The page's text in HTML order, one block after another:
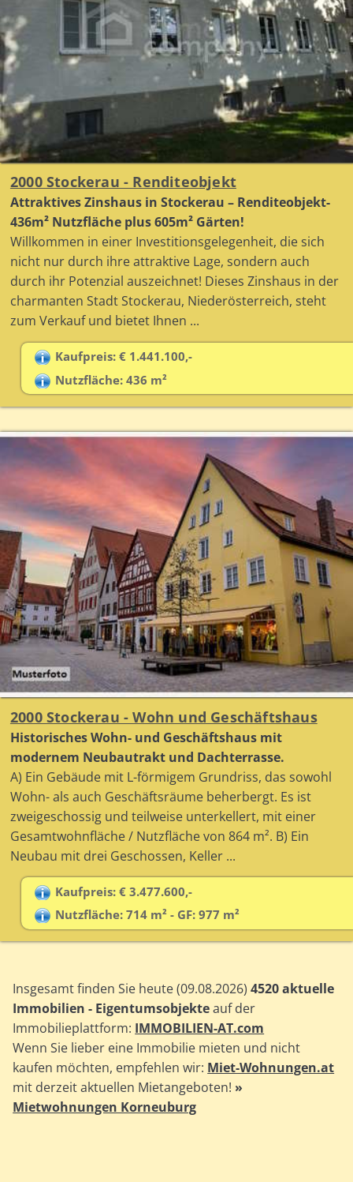
2000 Stockerau - Renditeobjekt
Attraktives Zinshaus in Stockerau – Renditeobjekt-
436m² Nutzfläche plus 605m² Gärten!
Willkommen in einer Investitionsgelegenheit, die sich
nicht nur durch ihre attraktive Lage, sondern auch
durch ihr Potenzial auszeichnet! Dieses Zinshaus in der
charmanten Stadt Stockerau, Niederösterreich, steht
zum Verkauf und bietet Ihnen ...
Kaufpreis: € 1.441.100,-
Nutzfläche: 436 m²
2000 Stockerau - Wohn und Geschäftshaus
Historisches Wohn- und Geschäftshaus mit
modernem Neubautrakt und Dachterrasse.
A) Ein Gebäude mit L-förmigem Grundriss, das sowohl
Wohn- als auch Geschäftsräume beherbergt. Es ist
zweigeschossig und teilweise unterkellert, mit einer
Gesamtwohnfläche / Nutzfläche von 864 m². B) Ein
Neubau mit drei Geschossen, Keller ...
Kaufpreis: € 3.477.600,-
Nutzfläche: 714 m² - GF: 977 m²
Insgesamt finden Sie heute (09.08.2026)4520 aktuelle
Immobilien - Eigentumsobjekteauf der
Immobilieplattform: IMMOBILIEN-AT.com
Wenn Sie lieber eine Immobilie mieten und nicht
kaufen möchten, empfehlen wir: Miet-Wohnungen.at
mit derzeit aktuellen Mietangeboten! »
Mietwohnungen Korneuburg